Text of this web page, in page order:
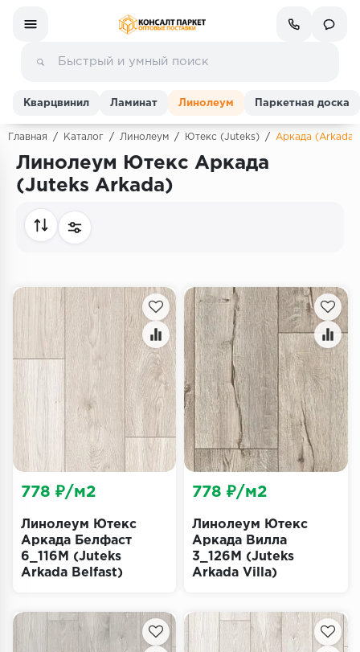
Линолеум
Инженерная доска
Паркетная доска
Террасная доска
Пробковое покрытие
Ковровая плитка
Плинтус
Подложка
Строительные материалы
Кварцвинил Ламинат Линолеум Паркетная доска
Главная / Каталог / Линолеум / Ютекс (Juteks) / Аркада (Arkada)
Линолеум Ютекс Аркада
(Juteks Arkada)
Линолеум Ютекс
Аркада Белфаст
6_116M (Juteks
Arkada Belfast)
778 ₽/м2
Линолеум Ютекс
Аркада Вилла
3_126M (Juteks
Arkada Villa)
778 ₽/м2